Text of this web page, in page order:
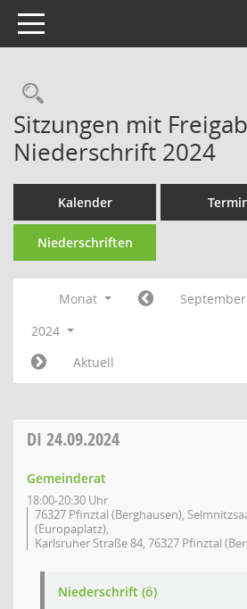
Toggle navigation
Rechercheauswahl
Sitzungen mit
Niederschrift 2024
Kalender
Niederschriften
Monat
September
2024
Aktuell
DI 24.09.2024
Gemeinderat
18:00-20:30 Uhr
76327 Pfinztal (Berghausen),
(Europaplatz),
Karlsruher Straße 84, 76327 Pfinztal
Niederschrift (ö)